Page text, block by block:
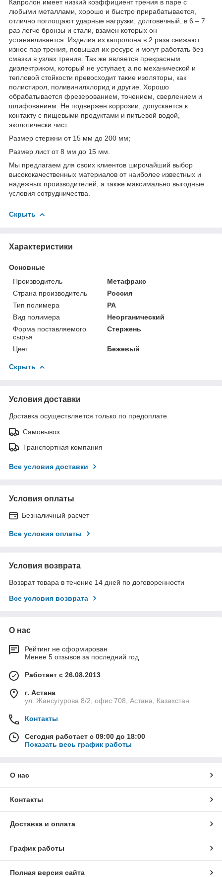
Капролон имеет низкий коэффициент трения в паре с
любыми металлами, хорошо и быстро прирабатывается,
отлично поглощают ударные нагрузки, долговечный, в 6 – 7
раз легче бронзы и стали, взамен которых он
устанавливается. Изделия из капролона в 2 раза снижают
износ пар трения, повышая их ресурс и могут работать без
смазки в узлах трения. Так же является прекрасным
диэлектриком, который не уступает, а по механической и
тепловой стойкости превосходит такие изоляторы, как
полистирол, поливинилхлорид и другие. Хорошо
обрабатывается фрезерованием, точением, сверлением и
шлифованием. Не подвержен коррозии, допускается к
контакту с пищевыми продуктами и питьевой водой,
экологически чист.
Размер стержни от 15 мм до 200 мм;
Размер лист от 8 мм до 15 мм.
Мы предлагаем для своих клиентов широчайший выбор
высококачественных материалов от наиболее известных и
надежных производителей, а также максимально выгодные
условия сотрудничества.
Скрыть
Характеристики
Основные
Производитель
Метафракс
Страна производитель
Россия
Тип полимера
PA
Вид полимера
Неорганический
Форма поставляемого
сырья
Стержень
Цвет Бежевый
Скрыть
Условия доставки
Доставка осуществляется только по предоплате.
Самовывоз
Транспортная компания
Все условия доставки
Условия оплаты
Безналичный расчет
Все условия оплаты
Условия возврата
Возврат товара в течение 14 дней по договоренности
Все условия возврата
О нас
Рейтинг не сформирован
Менее 5 отзывов за последний год
Работает с 26.08.2013
г. Астана
ул. Жансугурова 8/2, офис 708, Астана, Казахстан
Контакты
Сегодня работает с 09:00 до 18:00
Показать весь график работы
О нас
Контакты
Доставка и оплата
График работы
Полная версия сайта